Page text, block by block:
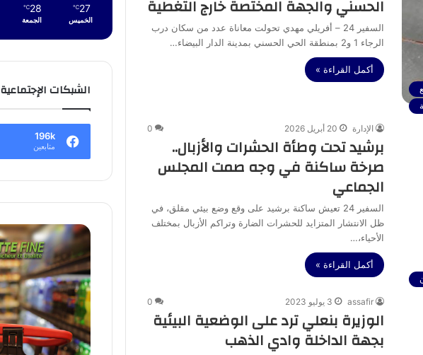
الحسني والجهة المختصة خارج التغطية
السفير 24 – أفريلي مهدي تحولت معاناة عدد من سكان درب
الرجاء 1 و2 بمنطقة الحي الحسني بمدينة الدار البيضاء…
أكمل القراءة »
الإدارة 20 أبريل 2026 0
برشيد تحت وطأة الحشرات والأزبال..
صرخة ساكنة في وجه صمت المجلس
الجماعي
السفير 24 تعيش ساكنة برشيد على وقع وضع بيئي مقلق، في
ظل الانتشار المتزايد للحشرات الضارة وتراكم الأزبال بمختلف
الأحياء،…
أكمل القراءة »
assafir 3 يوليو 2023 0
الوزيرة بنعلي ترد على الوضعية البيئية
بجهة الداخلة وادي الذهب
27
℃
الخميس
28
℃
الجمعة
الشبكات الإجتماعية
196k
متابعين